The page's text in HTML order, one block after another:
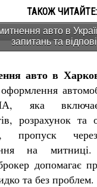
ТАКОЖ ЧИТАЙТЕ:
авто в
запитань та
авто в
яка включає
розрахунок та
пропуск
на митниці.
допомагає
та без проблем.